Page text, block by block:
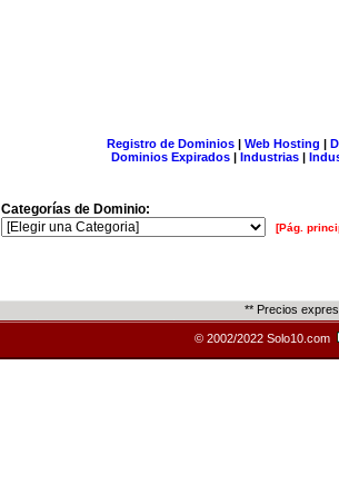
Registro de Dominios| Web Hosting |
Dominios Expirados | Industrias |
Categorías de Dominio:
[Pág.
** Precios
© 2002/2022 Solo10.com